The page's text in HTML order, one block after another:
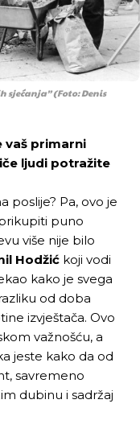
što ste
Redakcija
što ste
Redakcija
sjećanja” (Foto: Denis
vaš primarni
ljudi potražite
poslije? Pa, ovo je
puno
više nije bilo
Hodžić koji vodi
kako je svega
od doba
izvještača. Ovo
važnošću, a
jeste kako da od
savremeno
dubinu i sadržaj